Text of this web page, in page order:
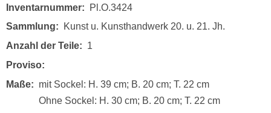
Inventarnummer
Pl.O.3424
Sammlung
Kunst u. Kunsthandwerk 20. u. 21. Jh.
Anzahl der Teile
1
Proviso
Maße
mit Sockel: H. 39 cm; B. 20 cm; T. 22 cm
Ohne Sockel: H. 30 cm; B. 20 cm; T. 22 cm